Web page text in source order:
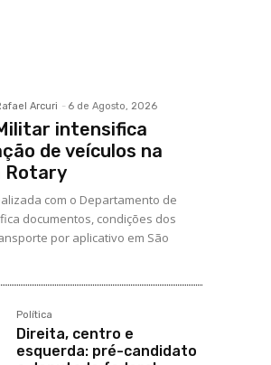
Arcuri - 6 de Agosto, 2026
intensifica
de veículos na
Rotary
com o Departamento de
documentos, condições dos
por aplicativo em São
Política
Direita, centro e
esquerda: pré-candidato